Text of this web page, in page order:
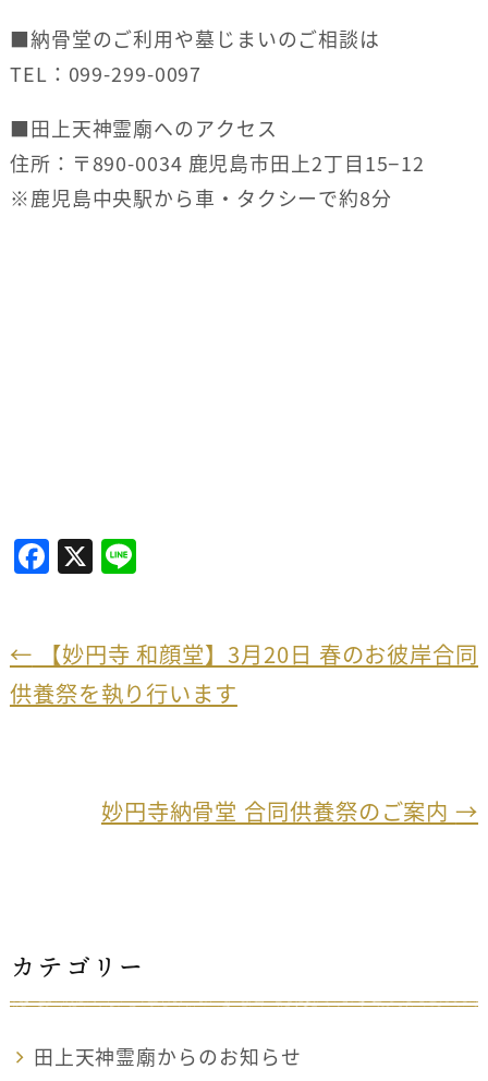
■納骨堂のご利用や墓じまいのご相談は
TEL：099-299-0097
■田上天神霊廟へのアクセス
住所：〒890-0034 鹿児島市田上2丁目15−12
※鹿児島中央駅から車・タクシーで約8分
F
a
e
b
X Li
← 【妙円寺 和顔堂】3月20日 春のお彼岸合同
供養祭を執り行います
妙円寺納骨堂 合同供養祭のご案内→
カテゴリー
田上天神霊廟からのお知らせ